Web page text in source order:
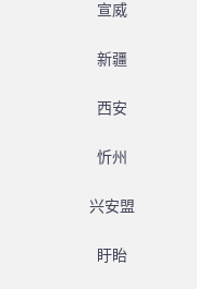
宣威
新疆
西安
忻州
兴安盟
盱眙